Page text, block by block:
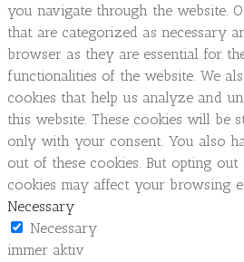
you navigate through the website.
that are categorized as necessary
browser as they are essential for
functionalities of the website. We
cookies that help us analyze and
this website. These cookies will be
only with your consent. You also
out of these cookies. But opting out
cookies may affect your browsing
Necessary
Necessary
immer aktiv